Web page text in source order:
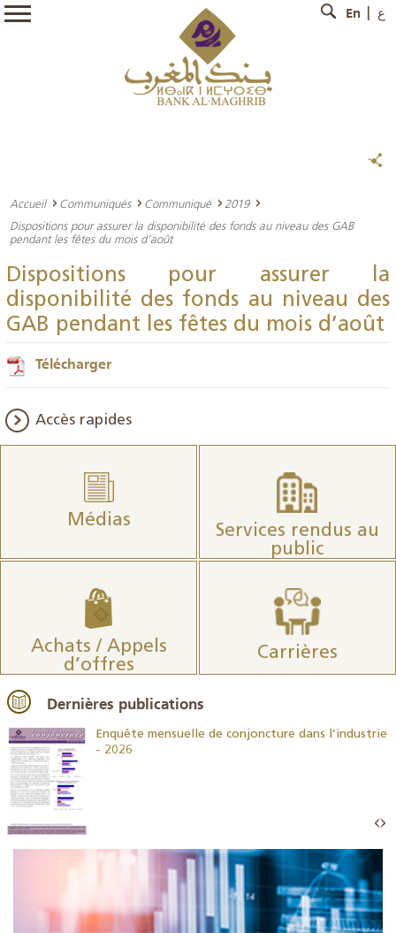
En ع
Accueil Communiqués Communiqué
2019
Dispositions pour assurer la disponibilité des fonds au niveau des GAB
pendant les fêtes du mois d’août
Dispositions pour assurer la
disponibilité des fonds au niveau des
GAB pendant les fêtes du mois d’août
Télécharger
Accès rapides
Médias
Services rendus au
public
Achats / Appels
d’offres
Carrières
Dernières publications
Enquête mensuelle de conjoncture dans l’industrie
- 2026